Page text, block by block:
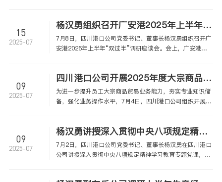
汉勇对阶段性成效予以肯定，并围绕下一阶段的重点工作
15
2025-07
杨汉勇组织召开广安港2025年上半年“双过半”调研座谈会
7月8日，四川港口公司党委书记、董事长杨汉勇组织召开广
安港2025年上半年“双过半”调研座谈会。会上，广安港汇
好做优下半年工作提出要求。
09
2025-07
四川港口公司开展2025年度大宗商品贸易培训
为进一步提升员工大宗商品贸易业务能力，夯实专业知识储
备，强化业务操作水平，7月4日，四川港口公司组织开展
过理论精讲与案例剖析相结合的方式，为参训人员呈现了一
场专业性突出、实用性极强的业务赋能课。
09
2025-07
杨汉勇讲授深入贯彻中央八项规定精神学习教育专题党课
7月2日，四川港口公司党委书记、董事长杨汉勇在四川港口
公司讲授深入贯彻中央八项规定精神学习教育专题党课，围